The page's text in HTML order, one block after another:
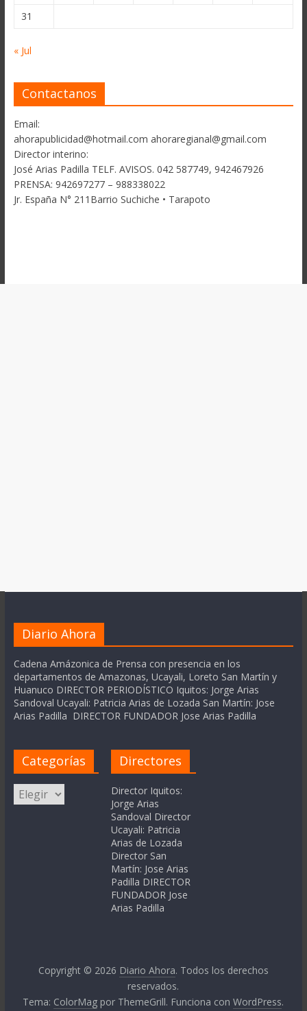
31
« Jul
Contactanos
Email:
ahorapublicidad@hotmail.com ahoraregianal@gmail.com
Director interino:
José Arias Padilla TELF. AVISOS. 042 587749, 942467926
PRENSA: 942697277 – 988338022
Jr. España N° 211Barrio Suchiche • Tarapoto
Diario Ahora
Cadena Amázonica de Prensa con presencia en los
departamentos de Amazonas, Ucayali, Loreto San Martín y
Huanuco DIRECTOR PERIODÍSTICO Iquitos: Jorge Arias
Sandoval Ucayali: Patricia Arias de Lozada San Martín: Jose
Arias Padilla DIRECTOR FUNDADOR Jose Arias Padilla
Categorías
Categorías
Directores
Director Iquitos:
Jorge Arias
Sandoval Director
Ucayali: Patricia
Arias de Lozada
Director San
Martín: Jose Arias
Padilla DIRECTOR
FUNDADOR Jose
Arias Padilla
Copyright © 2026 Diario Ahora. Todos los derechos
reservados.
Tema: ColorMag por ThemeGrill. Funciona conWordPress.